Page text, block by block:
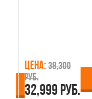
Цена: 38,300
руб.
32,999 руб.